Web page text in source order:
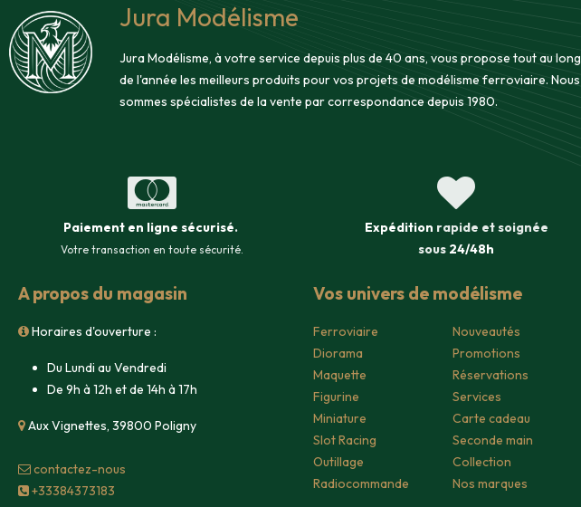
Jura Modélisme
Jura Modélisme, à votre service depuis plus de 40 ans, vous propose tout au long
de l'année les meilleurs produits pour vos projets de modélisme ferroviaire. Nous
sommes spécialistes de la vente par correspondance depuis 1980.
Paiement en ligne sécurisé.
Votre transaction en toute sécurité.
Expédition rapide et soignée
sous 24/48h
A propos du magasin
Horaires d'ouverture :
Du Lundi au Vendredi
De 9h à 12h et de 14h à 17h
Aux Vignettes, 39800 Poligny
contacte​z-nous
+33384373183
Vos univers de modélisme
Ferroviaire
Diorama
Maquette
Figurine
Miniature
Slot Racing
Outillage
Radiocommande
Nouveautés
Promotions
Réservations
Services
Carte cadeau
Seconde main
Collection
Nos marques